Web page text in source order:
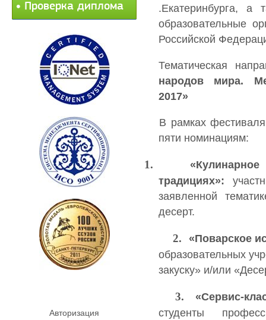
Проверка диплома
Авторизация
.Екатеринбурга, а
образовательные
Российской
Тематическая
народов мира.
2017»
В рамках
пяти номинациям:
1.
традициях»:
заявленной
десерт.
2.
«Поварское
образовательных
закуску» и/или
3.
«Сервис-
студенты